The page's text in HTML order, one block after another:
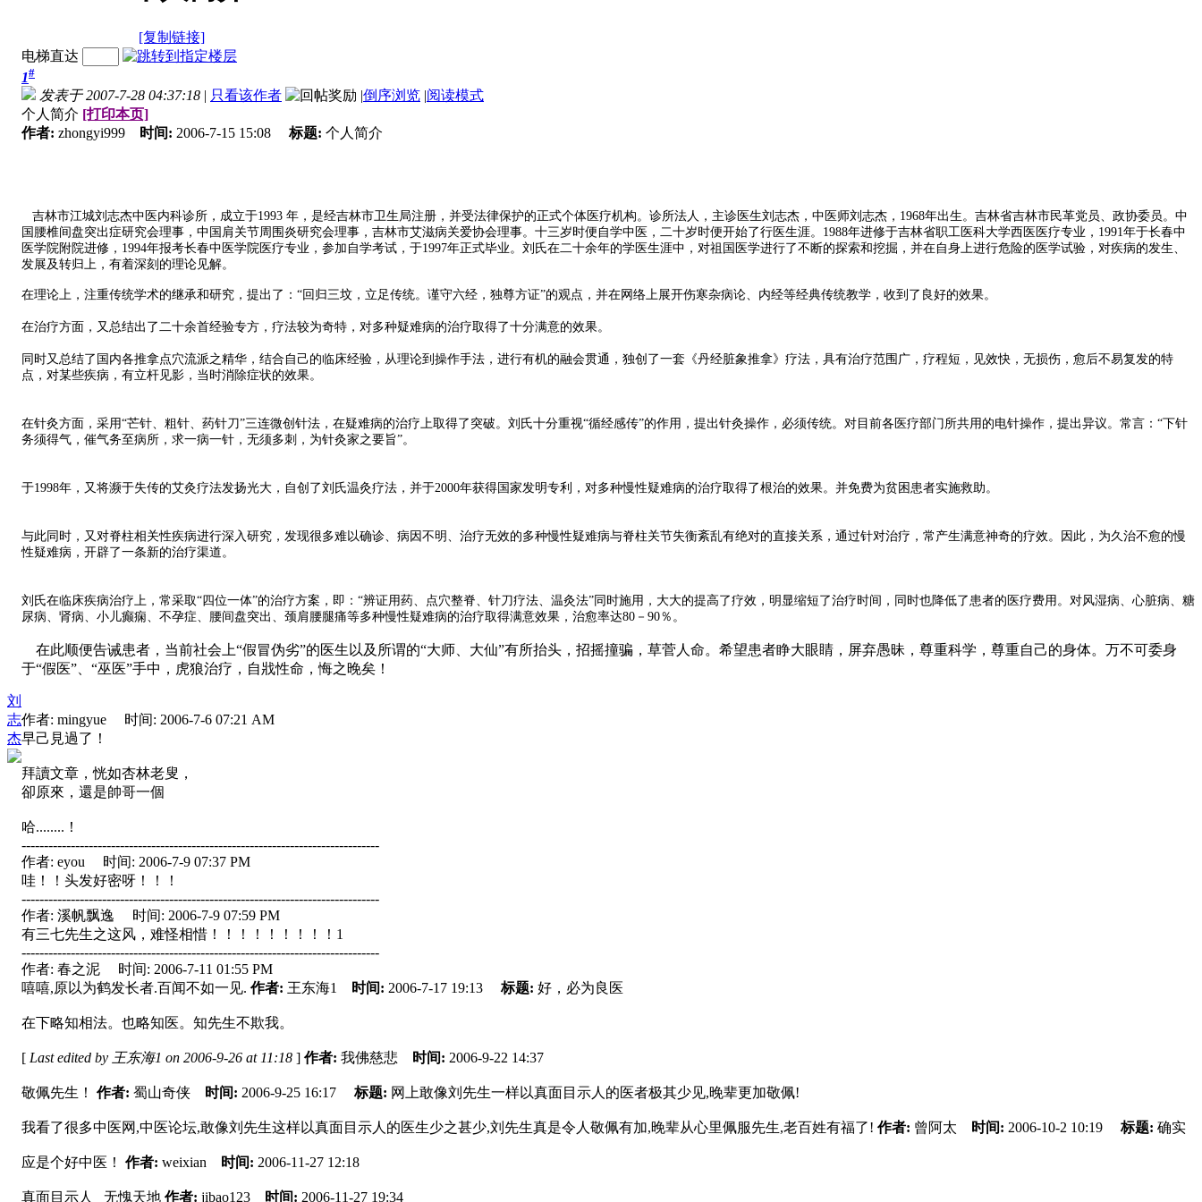
[复制链接]
刘
志
杰
电梯直达
1#
发表于 2007-7-28 04:37:18 | 只看该作者 |倒序浏览 |阅读模式
个人简介 [打印本页]
作者: zhongyi999 时间: 2006-7-15 15:08 标题: 个人简介
吉林市江城刘志杰中医内科诊所，成立于1993 年，是经吉林市卫生局注册，并受法律保护的正式个体医疗机构。诊所法人，主诊医生刘志杰，中医师刘志杰，1968年出生。吉林省吉林市民革党员、政协委员。中
国腰椎间盘突出症研究会理事，中国肩关节周围炎研究会理事，吉林市艾滋病关爱协会理事。十三岁时便自学中医，二十岁时便开始了行医生涯。1988年进修于吉林省职工医科大学西医医疗专业，1991年于长春中
医学院附院进修，1994年报考长春中医学院医疗专业，参加自学考试，于1997年正式毕业。刘氏在二十余年的学医生涯中，对祖国医学进行了不断的探索和挖掘，并在自身上进行危险的医学试验，对疾病的发生、
发展及转归上，有着深刻的理论见解。
在理论上，注重传统学术的继承和研究，提出了：“回归三坟，立足传统。谨守六经，独尊方证”的观点，并在网络上展开伤寒杂病论、内经等经典传统教学，收到了良好的效果。
在治疗方面，又总结出了二十余首经验专方，疗法较为奇特，对多种疑难病的治疗取得了十分满意的效果。
同时又总结了国内各推拿点穴流派之精华，结合自己的临床经验，从理论到操作手法，进行有机的融会贯通，独创了一套《丹经脏象推拿》疗法，具有治疗范围广，疗程短，见效快，无损伤，愈后不易复发的特
点，对某些疾病，有立杆见影，当时消除症状的效果。
在针灸方面，采用“芒针、粗针、药针刀”三连微创针法，在疑难病的治疗上取得了突破。刘氏十分重视“循经感传”的作用，提出针灸操作，必须传统。对目前各医疗部门所共用的电针操作，提出异议。常言：“下针
务须得气，催气务至病所，求一病一针，无须多刺，为针灸家之要旨”。
于1998年，又将濒于失传的艾灸疗法发扬光大，自创了刘氏温灸疗法，并于2000年获得国家发明专利，对多种慢性疑难病的治疗取得了根治的效果。并免费为贫困患者实施救助。
与此同时，又对脊柱相关性疾病进行深入研究，发现很多难以确诊、病因不明、治疗无效的多种慢性疑难病与脊柱关节失衡紊乱有绝对的直接关系，通过针对治疗，常产生满意神奇的疗效。因此，为久治不愈的慢
性疑难病，开辟了一条新的治疗渠道。
刘氏在临床疾病治疗上，常采取“四位一体”的治疗方案，即：“辨证用药、点穴整脊、针刀疗法、温灸法”同时施用，大大的提高了疗效，明显缩短了治疗时间，同时也降低了患者的医疗费用。对风湿病、心脏病、糖
尿病、肾病、小儿癫痫、不孕症、腰间盘突出、颈肩腰腿痛等多种慢性疑难病的治疗取得满意效果，治愈率达80－90％。
在此顺便告诫患者，当前社会上“假冒伪劣”的医生以及所谓的“大师、大仙”有所抬头，招摇撞骗，草菅人命。希望患者睁大眼睛，屏弃愚昧，尊重科学，尊重自己的身体。万不可委身
于“假医”、“巫医”手中，虎狼治疗，自戕性命，悔之晚矣！
作者: mingyue 时间: 2006-7-6 07:21 AM
早己見過了！
拜讀文章，恍如杏林老叟，
卻原來，還是帥哥一個
哈........！
--------------------------------------------------------------------------------
作者: eyou 时间: 2006-7-9 07:37 PM
哇！！头发好密呀！！！
--------------------------------------------------------------------------------
作者: 溪帆飘逸 时间: 2006-7-9 07:59 PM
有三七先生之这风，难怪相惜！！！！！！！！！1
--------------------------------------------------------------------------------
作者: 春之泥 时间: 2006-7-11 01:55 PM
嘻嘻,原以为鹤发长者.百闻不如一见. 作者: 王东海1 时间: 2006-7-17 19:13 标题: 好，必为良医
在下略知相法。也略知医。知先生不欺我。
[ Last edited by 王东海1 on 2006-9-26 at 11:18 ] 作者: 我佛慈悲 时间: 2006-9-22 14:37
敬佩先生！ 作者: 蜀山奇侠 时间: 2006-9-25 16:17 标题: 网上敢像刘先生一样以真面目示人的医者极其少见,晚辈更加敬佩!
我看了很多中医网,中医论坛,敢像刘先生这样以真面目示人的医生少之甚少,刘先生真是令人敬佩有加,晚辈从心里佩服先生,老百姓有福了! 作者: 曾阿太 时间: 2006-10-2 10:19 标题: 确实
应是个好中医！ 作者: weixian 时间: 2006-11-27 12:18
真面目示人 无愧天地 作者: jibao123 时间: 2006-11-27 19:34